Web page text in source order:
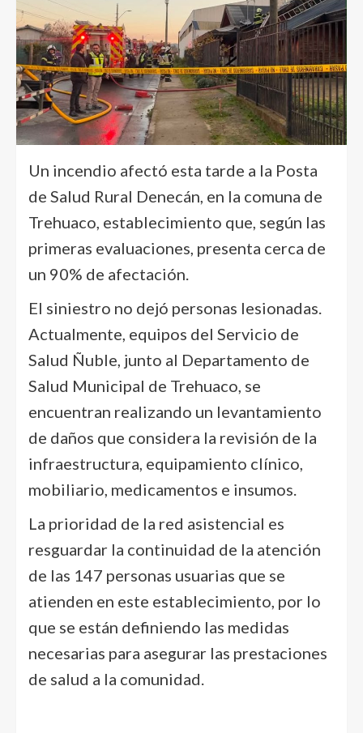
Un incendio afectó esta tarde a la Posta
de Salud Rural Denecán, en la comuna de
Trehuaco, establecimiento que, según las
primeras evaluaciones, presenta cerca de
un 90% de afectación.
El siniestro no dejó personas lesionadas.
Actualmente, equipos del Servicio de
Salud Ñuble, junto al Departamento de
Salud Municipal de Trehuaco, se
encuentran realizando un levantamiento
de daños que considera la revisión de la
infraestructura, equipamiento clínico,
mobiliario, medicamentos e insumos.
La prioridad de la red asistencial es
resguardar la continuidad de la atención
de las 147 personas usuarias que se
atienden en este establecimiento, por lo
que se están definiendo las medidas
necesarias para asegurar las prestaciones
de salud a la comunidad.